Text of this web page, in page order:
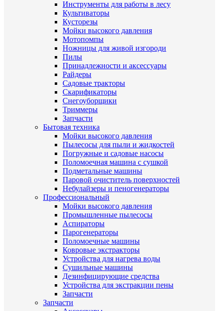
Инструменты для работы в лесу
Культиваторы
Кусторезы
Мойки высокого давления
Мотопомпы
Ножницы для живой изгороди
Пилы
Принадлежности и аксессуары
Райдеры
Садовые тракторы
Скарификаторы
Снегоуборщики
Триммеры
Запчасти
Бытовая техника
Мойки высокого давления
Пылесосы для пыли и жидкостей
Погружные и садовые насосы
Поломоечная машина с сушкой
Подметальные машины
Паровой очиститель поверхностей
Небулайзеры и пеногенераторы
Профессиональный
Мойки высокого давления
Промышленные пылесосы
Аспираторы
Парогенераторы
Поломоечные машины
Ковровые экстракторы
Устройства для нагрева воды
Сушильные машины
Дезинфицирующие средства
Устройства для экстракции пены
Запчасти
Запчасти